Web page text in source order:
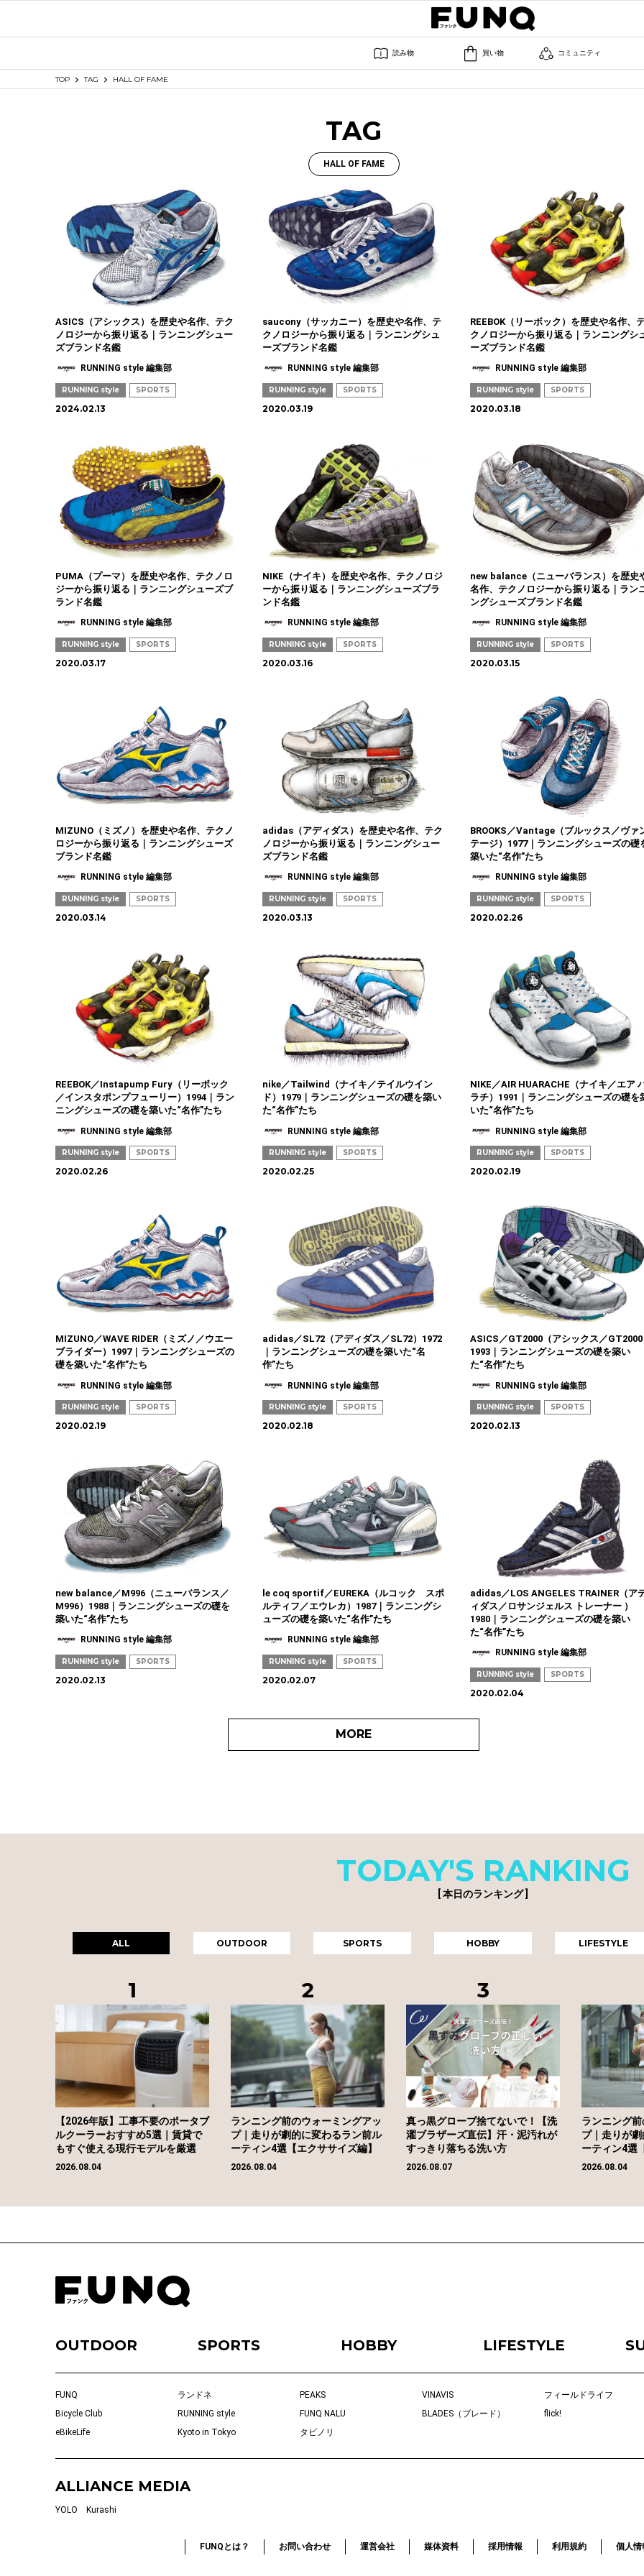
読み物 買い物 コミュニティ
TOP TAG HALL OF FAME
TAG
HALL OF FAME
ASICS（アシックス）を歴史や名作、テク
ノロジーから振り返る｜ランニングシュー
ズブランド名鑑
RUNNING style 編集部
RUNNING style SPORTS
2024.02.13
saucony（サッカニー）を歴史や名作、テ
クノロジーから振り返る｜ランニングシュ
ーズブランド名鑑
RUNNING style 編集部
RUNNING style SPORTS
2020.03.19
REEBOK（リーボック）を歴史や名作、
クノロジーから振り返る｜ランニングシ
ーズブランド名鑑
RUNNING style 編集部
RUNNING style SPORTS
2020.03.18
PUMA（プーマ）を歴史や名作、テクノロ
ジーから振り返る｜ランニングシューズブ
ランド名鑑
RUNNING style 編集部
RUNNING style SPORTS
2020.03.17
NIKE（ナイキ）を歴史や名作、テクノロジ
ーから振り返る｜ランニングシューズブラ
ンド名鑑
RUNNING style 編集部
RUNNING style SPORTS
2020.03.16
new balance（ニューバランス）を歴史
名作、テクノロジーから振り返る｜ラン
ングシューズブランド名鑑
RUNNING style 編集部
RUNNING style SPORTS
2020.03.15
MIZUNO（ミズノ）を歴史や名作、テクノ
ロジーから振り返る｜ランニングシューズ
ブランド名鑑
RUNNING style 編集部
RUNNING style SPORTS
2020.03.14
adidas（アディダス）を歴史や名作、テク
ノロジーから振り返る｜ランニングシュー
ズブランド名鑑
RUNNING style 編集部
RUNNING style SPORTS
2020.03.13
BROOKS／Vantage（ブルックス／ヴァ
テージ）1977｜ランニングシューズの礎
築いた“名作”たち
RUNNING style 編集部
RUNNING style SPORTS
2020.02.26
REEBOK／Instapump Fury（リーボック
／インスタポンプフューリー）1994｜ラン
ニングシューズの礎を築いた“名作”たち
RUNNING style 編集部
RUNNING style SPORTS
2020.02.26
nike／Tailwind（ナイキ／テイルウイン
ド）1979｜ランニングシューズの礎を築い
た“名作”たち
RUNNING style 編集部
RUNNING style SPORTS
2020.02.25
NIKE／AIR HUARACHE（ナイキ／エア
ラチ）1991｜ランニングシューズの礎を
いた“名作”たち
RUNNING style 編集部
RUNNING style SPORTS
2020.02.19
MIZUNO／WAVE RIDER（ミズノ／ウエー
ブライダー）1997｜ランニングシューズの
礎を築いた“名作”たち
RUNNING style 編集部
RUNNING style SPORTS
2020.02.19
adidas／SL72（アディダス／SL72）1972
｜ランニングシューズの礎を築いた“名
作”たち
RUNNING style 編集部
RUNNING style SPORTS
2020.02.18
ASICS／GT2000（アシックス／GT2000
1993｜ランニングシューズの礎を築い
た“名作”たち
RUNNING style 編集部
RUNNING style SPORTS
2020.02.13
new balance／M996（ニューバランス／
M996）1988｜ランニングシューズの礎を
築いた“名作”たち
RUNNING style 編集部
RUNNING style SPORTS
2020.02.13
le coq sportif／EUREKA（ルコック スポ
ルティフ／エウレカ）1987｜ランニングシ
ューズの礎を築いた“名作”たち
RUNNING style 編集部
RUNNING style SPORTS
2020.02.07
adidas／LOS ANGELES TRAINER（ア
ィダス／ロサンジェルス トレーナー ）
1980｜ランニングシューズの礎を築い
た“名作”たち
RUNNING style 編集部
RUNNING style SPORTS
2020.02.04
MORE
TODAY'S RANKING
[ 本日のランキング ]
ALL OUTDOOR SPORTS HOBBY LIFESTYLE
【2026年版】工事不要のポータブ
ルクーラーおすすめ5選｜賃貸で
もすぐ使える現行モデルを厳選
2026.08.04
ランニング前のウォーミングアッ
プ｜走りが劇的に変わるラン前ル
ーティン4選【エクササイズ編】
2026.08.04
真っ黒グローブ捨てないで！【洗
濯ブラザーズ直伝】汗・泥汚れが
すっきり落ちる洗い方
2026.08.07
ランニング
プ｜走りが
ーティン4選
2026.08.04
OUTDOOR SPORTS HOBBY LIFESTYLE
FUNQ ランドネ PEAKS VINAVIS
フィールドライフ
Bicycle Club
RUNNING style FUNQ NALU BLADES（ブレード）
flick!
eBikeLife
Kyoto in Tokyo タビノリ
ALLIANCE MEDIA
YOLO Kurashi
FUNQとは？ お問い合わせ 運営会社 媒体資料 採用情報 利用規約 個人情